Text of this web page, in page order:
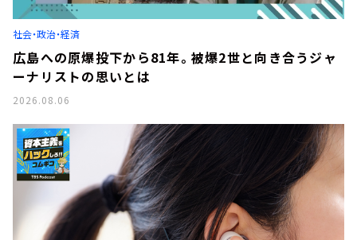
社会・政治・経済
広島への原爆投下から81年。被爆2世と向き合うジャ
ーナリストの思いとは
2026.08.06